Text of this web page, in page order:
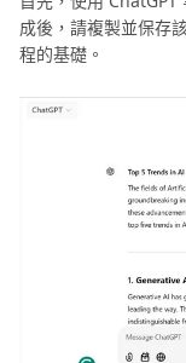
成後，請複製並保存
程的基礎。